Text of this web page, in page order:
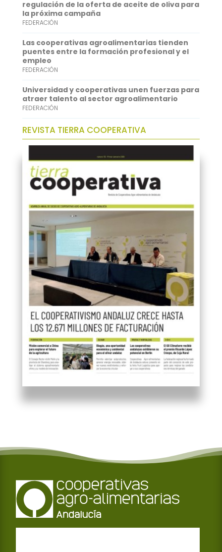
p
I
n
regulación de la oferta de aceite de oliva para
la próxima campaña
FEDERACIÓN
Las cooperativas agroalimentarias tienden
puentes entre la formación profesional y el
empleo
FEDERACIÓN
Universidad y cooperativas unen fuerzas para
atraer talento al sector agroalimentario
FEDERACIÓN
REVISTA TIERRA COOPERATIVA